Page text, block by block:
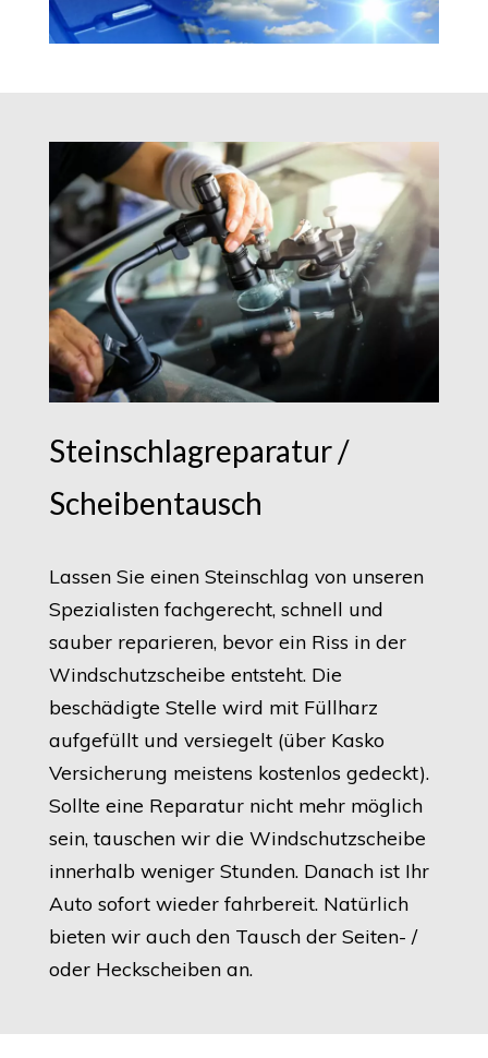
Steinschlagreparatur /
Scheibentausch
Lassen Sie einen Steinschlag von unseren
Spezialisten fachgerecht, schnell und
sauber reparieren, bevor ein Riss in der
Windschutzscheibe entsteht. Die
beschädigte Stelle wird mit Füllharz
aufgefüllt und versiegelt (über Kasko
Versicherung meistens kostenlos gedeckt).
Sollte eine Reparatur nicht mehr möglich
sein, tauschen wir die Windschutzscheibe
innerhalb weniger Stunden. Danach ist Ihr
Auto sofort wieder fahrbereit. Natürlich
bieten wir auch den Tausch der Seiten- /
oder Heckscheiben an.